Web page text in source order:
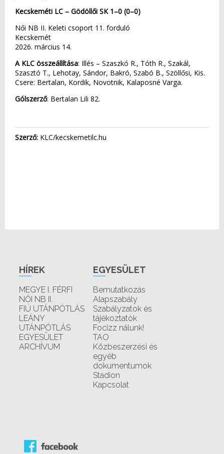
Kecskeméti LC – Gödöllői SK 1–0 (0–0)
Női NB II. Keleti csoport 11. forduló
Kecskemét
2026. március 14.
A KLC összeállítása: Illés – Szaszkó R., Tóth R., Szakál,
Szasztó T., Lehotay, Sándor, Bakró, Szabó B., Szöllősi, Kis.
Csere: Bertalan, Kordik, Novotnik, Kalaposné Varga.
Gólszerző: Bertalan Lili 82.
Szerző: KLC/kecskemetilc.hu
HÍREK
MEGYE I. FÉRFI
NŐI NB II.
FIÚ UTÁNPÓTLÁS
LEÁNY
UTÁNPÓTLÁS
EGYESÜLET
ARCHÍVUM
EGYESÜLET
Bemutatkozás
Alapszabály
Szabályzatok és
tájékoztatók
Focizz nálunk!
TAO
Közbeszerzési és
egyéb
dokumentumok
Stadion
Kapcsolat